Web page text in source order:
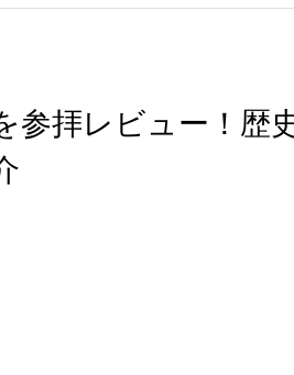
参拝レビュー！歴